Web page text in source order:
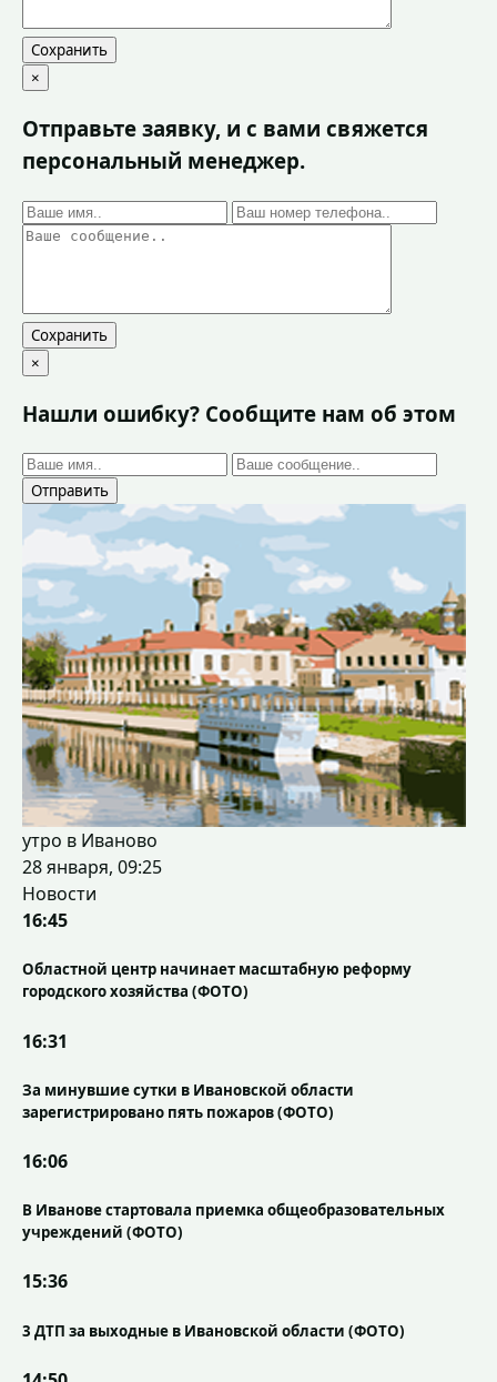
Сохранить
×
Отправьте заявку, и с вами свяжется
персональный менеджер.
Сохранить
×
Нашли ошибку? Сообщите нам об этом
Отправить
утро в Иваново
28 января, 09:25
Новости
16:45
Областной центр начинает масштабную реформу
городского хозяйства (ФОТО)
16:31
За минувшие сутки в Ивановской области
зарегистрировано пять пожаров (ФОТО)
16:06
В Иванове стартовала приемка общеобразовательных
учреждений (ФОТО)
15:36
3 ДТП за выходные в Ивановской области (ФОТО)